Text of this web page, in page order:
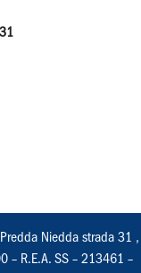
Niedda strada 31 ,
– R.E.A. SS – 213461 –